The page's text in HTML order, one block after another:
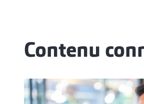
Contenu